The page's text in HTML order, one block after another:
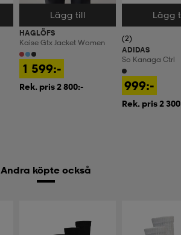
Välj storlek
Lägg till
HAGLÖFS
Kaise Gtx Jacket Women
1 599:-
Rek. pris 2 800:-
Välj storlek
Lägg
(2)
ADIDAS
So Kanaga Ctrl
999:-
Rek. pris 2
Andra köpte också